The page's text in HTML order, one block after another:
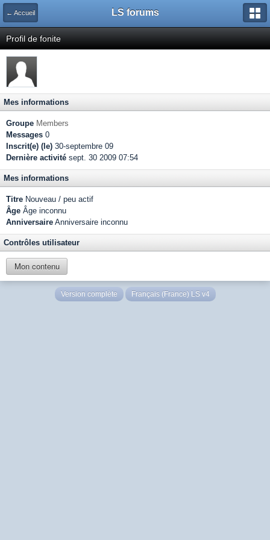
← Accueil LS forums
Profil de fonite
Mes informations
Groupe Members
Messages 0
Inscrit(e) (le) 30-septembre 09
Dernière activité sept. 30 2009 07:54
Mes informations
Titre Nouveau / peu actif
Âge Âge inconnu
Anniversaire Anniversaire inconnu
Contrôles utilisateur
Mon contenu
Version complète Français (France) LS v4